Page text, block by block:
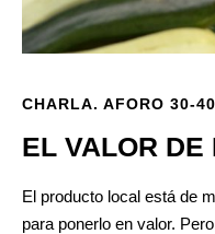
CHARLA. AFORO 30-
EL VALOR DE
El producto local está de
para ponerlo en valor.